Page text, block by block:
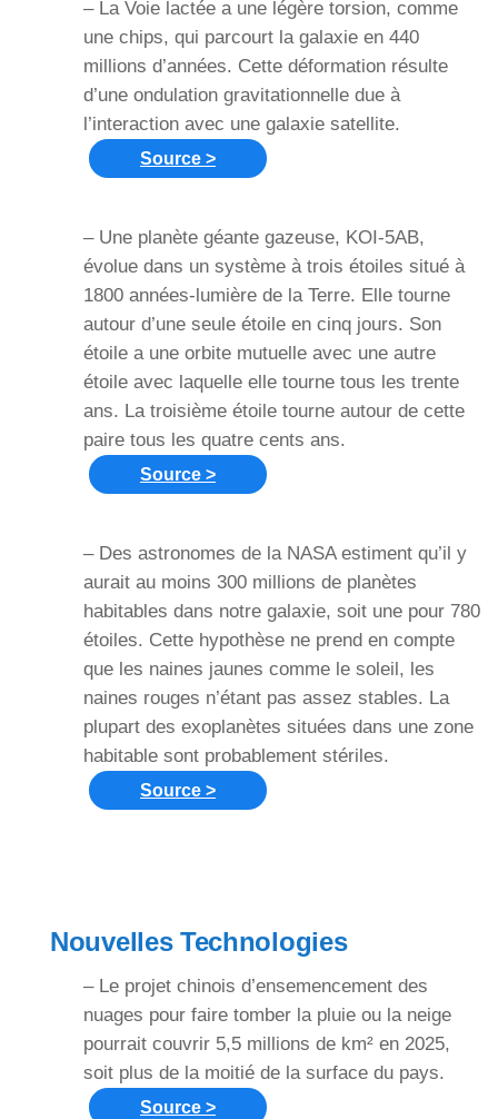
– La Voie lactée a une légère torsion, comme
une chips, qui parcourt la galaxie en 440
millions d’années. Cette déformation résulte
d’une ondulation gravitationnelle due à
l’interaction avec une galaxie satellite.
Source >
– Une planète géante gazeuse, KOI-5AB,
évolue dans un système à trois étoiles situé à
1800 années-lumière de la Terre. Elle tourne
autour d’une seule étoile en cinq jours. Son
étoile a une orbite mutuelle avec une autre
étoile avec laquelle elle tourne tous les trente
ans. La troisième étoile tourne autour de cette
paire tous les quatre cents ans.
Source >
– Des astronomes de la NASA estiment qu’il y
aurait au moins 300 millions de planètes
habitables dans notre galaxie, soit une pour 780
étoiles. Cette hypothèse ne prend en compte
que les naines jaunes comme le soleil, les
naines rouges n’étant pas assez stables. La
plupart des exoplanètes situées dans une zone
habitable sont probablement stériles.
Source >
Nouvelles Technologies
– Le projet chinois d’ensemencement des
nuages pour faire tomber la pluie ou la neige
pourrait couvrir 5,5 millions de km² en 2025,
soit plus de la moitié de la surface du pays.
Source >